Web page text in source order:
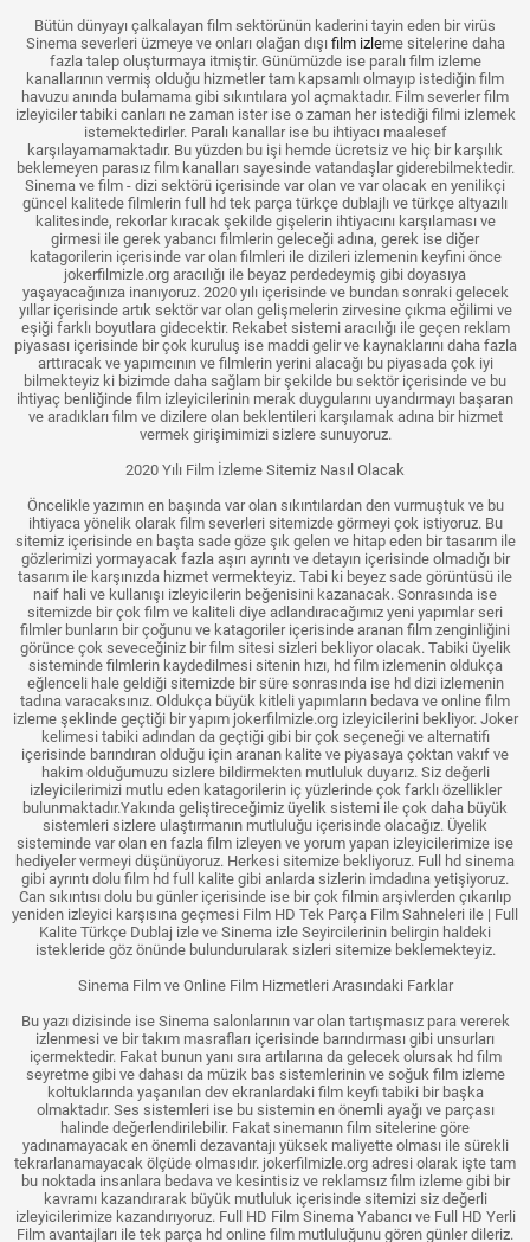
Bütün dünyayı çalkalayan film sektörünün kaderini tayin eden bir virüs
Sinema severleri üzmeye ve onları olağan dışı film izleme sitelerine daha
fazla talep oluşturmaya itmiştir. Günümüzde ise paralı film izleme
kanallarının vermiş olduğu hizmetler tam kapsamlı olmayıp istediğin film
havuzu anında bulamama gibi sıkıntılara yol açmaktadır. Film severler film
izleyiciler tabiki canları ne zaman ister ise o zaman her istediği filmi izlemek
istemektedirler. Paralı kanallar ise bu ihtiyacı maalesef
karşılayamamaktadır. Bu yüzden bu işi hemde ücretsiz ve hiç bir karşılık
beklemeyen parasız film kanalları sayesinde vatandaşlar giderebilmektedir.
Sinema ve film - dizi sektörü içerisinde var olan ve var olacak en yenilikçi
güncel kalitede filmlerin full hd tek parça türkçe dublajlı ve türkçe altyazılı
kalitesinde, rekorlar kıracak şekilde gişelerin ihtiyacını karşılaması ve
girmesi ile gerek yabancı filmlerin geleceği adına, gerek ise diğer
katagorilerin içerisinde var olan filmleri ile dizileri izlemenin keyfini önce
jokerfilmizle.org aracılığı ile beyaz perdedeymiş gibi doyasıya
yaşayacağınıza inanıyoruz. 2020 yılı içerisinde ve bundan sonraki gelecek
yıllar içerisinde artık sektör var olan gelişmelerin zirvesine çıkma eğilimi ve
eşiği farklı boyutlara gidecektir. Rekabet sistemi aracılığı ile geçen reklam
piyasası içerisinde bir çok kuruluş ise maddi gelir ve kaynaklarını daha fazla
arttıracak ve yapımcının ve filmlerin yerini alacağı bu piyasada çok iyi
bilmekteyiz ki bizimde daha sağlam bir şekilde bu sektör içerisinde ve bu
ihtiyaç benliğinde film izleyicilerinin merak duygularını uyandırmayı başaran
ve aradıkları film ve dizilere olan beklentileri karşılamak adına bir hizmet
vermek girişimimizi sizlere sunuyoruz.
2020 Yılı Film İzleme Sitemiz Nasıl Olacak
Öncelikle yazımın en başında var olan sıkıntılardan den vurmuştuk ve bu
ihtiyaca yönelik olarak film severleri sitemizde görmeyi çok istiyoruz. Bu
sitemiz içerisinde en başta sade göze şık gelen ve hitap eden bir tasarım ile
gözlerimizi yormayacak fazla aşırı ayrıntı ve detayın içerisinde olmadığı bir
tasarım ile karşınızda hizmet vermekteyiz. Tabi ki beyez sade görüntüsü ile
naif hali ve kullanışı izleyicilerin beğenisini kazanacak. Sonrasında ise
sitemizde bir çok film ve kaliteli diye adlandıracağımız yeni yapımlar seri
filmler bunların bir çoğunu ve katagoriler içerisinde aranan film zenginliğini
görünce çok seveceğiniz bir film sitesi sizleri bekliyor olacak. Tabiki üyelik
sisteminde filmlerin kaydedilmesi sitenin hızı, hd film izlemenin oldukça
eğlenceli hale geldiği sitemizde bir süre sonrasında ise hd dizi izlemenin
tadına varacaksınız. Oldukça büyük kitleli yapımların bedava ve online film
izleme şeklinde geçtiği bir yapım jokerfilmizle.org izleyicilerini bekliyor. Joker
kelimesi tabiki adından da geçtiği gibi bir çok seçeneği ve alternatifi
içerisinde barındıran olduğu için aranan kalite ve piyasaya çoktan vakıf ve
hakim olduğumuzu sizlere bildirmekten mutluluk duyarız. Siz değerli
izleyicilerimizi mutlu eden katagorilerin iç yüzlerinde çok farklı özellikler
bulunmaktadır.Yakında geliştireceğimiz üyelik sistemi ile çok daha büyük
sistemleri sizlere ulaştırmanın mutluluğu içerisinde olacağız. Üyelik
sisteminde var olan en fazla film izleyen ve yorum yapan izleyicilerimize ise
hediyeler vermeyi düşünüyoruz. Herkesi sitemize bekliyoruz. Full hd sinema
gibi ayrıntı dolu film hd full kalite gibi anlarda sizlerin imdadına yetişiyoruz.
Can sıkıntısı dolu bu günler içerisinde ise bir çok filmin arşivlerden çıkarılıp
yeniden izleyici karşısına geçmesi Film HD Tek Parça Film Sahneleri ile | Full
Kalite Türkçe Dublaj izle ve Sinema izle Seyircilerinin belirgin haldeki
istekleride göz önünde bulundurularak sizleri sitemize beklemekteyiz.
Sinema Film ve Online Film Hizmetleri Arasındaki Farklar
Bu yazı dizisinde ise Sinema salonlarının var olan tartışmasız para vererek
izlenmesi ve bir takım masrafları içerisinde barındırması gibi unsurları
içermektedir. Fakat bunun yanı sıra artılarına da gelecek olursak hd film
seyretme gibi ve dahası da müzik bas sistemlerinin ve soğuk film izleme
koltuklarında yaşanılan dev ekranlardaki film keyfi tabiki bir başka
olmaktadır. Ses sistemleri ise bu sistemin en önemli ayağı ve parçası
halinde değerlendirilebilir. Fakat sinemanın film sitelerine göre
yadınamayacak en önemli dezavantajı yüksek maliyette olması ile sürekli
tekrarlanamayacak ölçüde olmasıdır. jokerfilmizle.org adresi olarak işte tam
bu noktada insanlara bedava ve kesintisiz ve reklamsız film izleme gibi bir
kavramı kazandırarak büyük mutluluk içerisinde sitemizi siz değerli
izleyicilerimize kazandırıyoruz. Full HD Film Sinema Yabancı ve Full HD Yerli
Film avantajları ile tek parça hd online film mutluluğunu gören günler dileriz.